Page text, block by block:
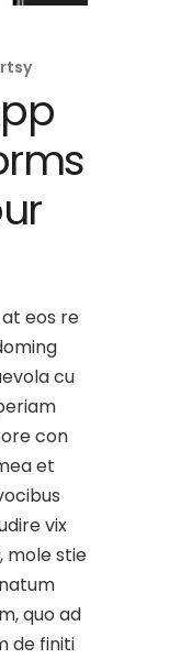
eos re
cu
con
et
vix
mole stie
quo ad
de finiti